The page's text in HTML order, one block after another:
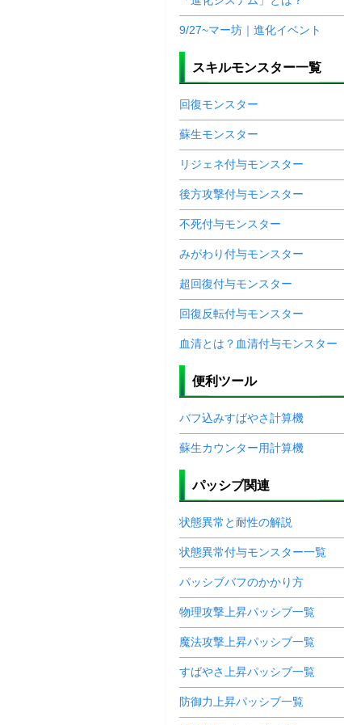
9/27~マー坊｜進化イベント
スキルモンスター一覧
回復モンスター
蘇生モンスター
リジェネ付与モンスター
後方攻撃付与モンスター
不死付与モンスター
みがわり付与モンスター
超回復付与モンスター
回復反転付与モンスター
血清とは？血清付与モンスター
便利ツール
バフ込みすばやさ計算機
蘇生カウンター用計算機
パッシブ関連
状態異常と耐性の解説
状態異常付与モンスター一覧
パッシブバフのかかり方
物理攻撃上昇パッシブ一覧
魔法攻撃上昇パッシブ一覧
すばやさ上昇パッシブ一覧
防御力上昇パッシブ一覧